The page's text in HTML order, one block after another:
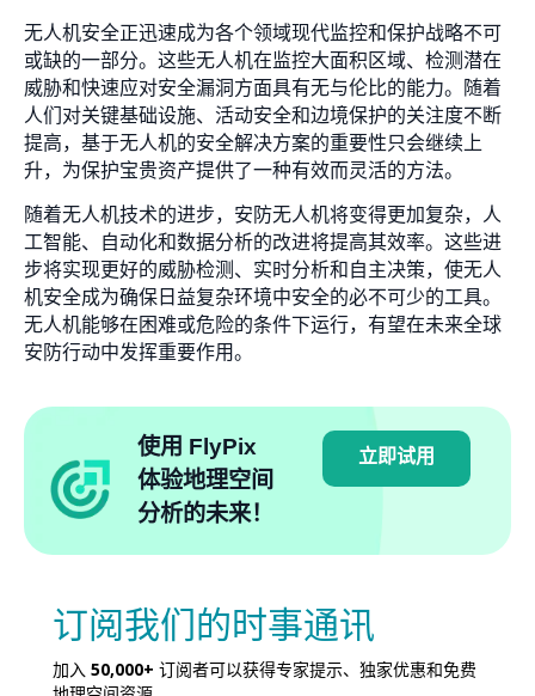
无人机安全正迅速成为各个领域现代监控和保护战略不可
或缺的一部分。这些无人机在监控大面积区域、检测潜在
威胁和快速应对安全漏洞方面具有无与伦比的能力。随着
人们对关键基础设施、活动安全和边境保护的关注度不断
提高，基于无人机的安全解决方案的重要性只会继续上
升，为保护宝贵资产提供了一种有效而灵活的方法。
随着无人机技术的进步，安防无人机将变得更加复杂，人
工智能、自动化和数据分析的改进将提高其效率。这些进
步将实现更好的威胁检测、实时分析和自主决策，使无人
机安全成为确保日益复杂环境中安全的必不可少的工具。
无人机能够在困难或危险的条件下运行，有望在未来全球
安防行动中发挥重要作用。
使用 FlyPix
体验地理空间
分析的未来！
立即试用
订阅我们的时事通讯
加入 50,000+ 订阅者可以获得专家提示、独家优惠和免费